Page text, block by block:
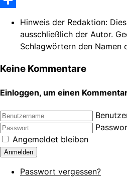
Hinweis der Redaktion:
ausschließlich der Autor.
Schlagwörtern den Namen
Keine Kommentare
Einloggen, um einen
Angemeldet bleiben
Anmelden
Passwort vergessen?